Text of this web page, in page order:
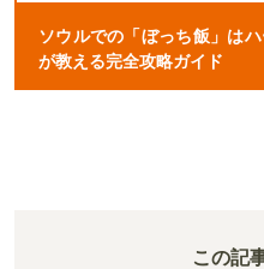
ソウルでの「ぼっち飯」は
が教える完全攻略ガイド
この記